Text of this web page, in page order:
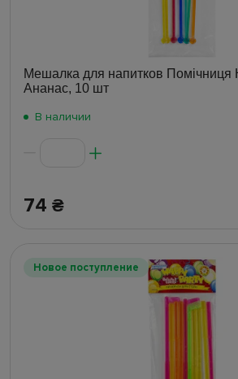
Мешалка для напитков Помічниця
Ананас, 10 шт
В наличии
74 ₴
Новое поступление